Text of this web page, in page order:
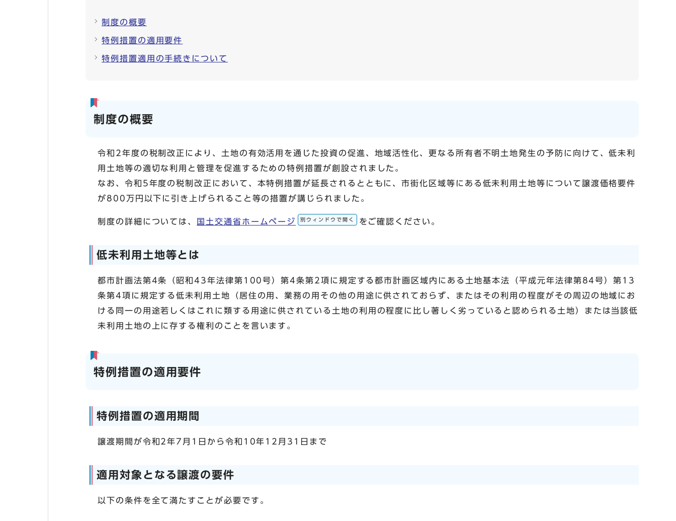
制度の概要
特例措置の適用要件
特例措置適用の手続きについて
制度の概要
令和2年度の税制改正により、土地の有効活用を通じた投資の促進、地域活性化、更なる所有者不明土地発生の予防に向けて、低未利
用土地等の適切な利用と管理を促進するための特例措置が創設されました。
なお、令和5年度の税制改正において、本特例措置が延長されるとともに、市街化区域等にある低未利用土地等について譲渡価格要件
が800万円以下に引き上げられること等の措置が講じられました。
制度の詳細については、 国土交通省ホームページ 別ウィンドウで開く をご確認ください。
低未利用土地等とは
都市計画法第4条（昭和43年法律第100号）第4条第2項に規定する都市計画区域内にある土地基本法（平成元年法律第84号）第13
条第4項に規定する低未利用土地（居住の用、業務の用その他の用途に供されておらず、またはその利用の程度がその周辺の地域にお
ける同一の用途若しくはこれに類する用途に供されている土地の利用の程度に比し著しく劣っていると認められる土地）または当該低
未利用土地の上に存する権利のことを言います。
特例措置の適用要件
特例措置の適用期間
譲渡期間が令和2年7月1日から令和10年12月31日まで
適用対象となる譲渡の要件
以下の条件を全て満たすことが必要です。